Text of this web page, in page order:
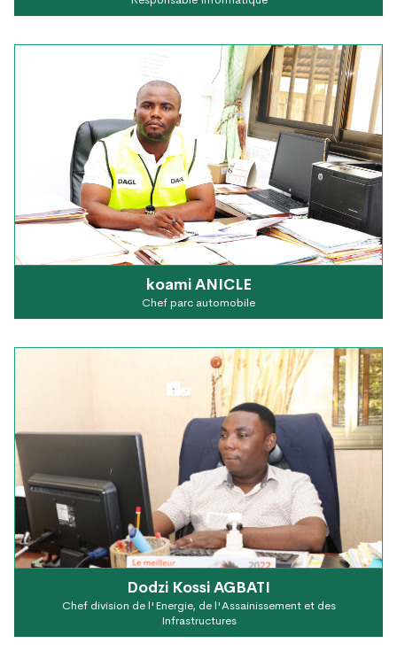
koami ANICLE
Chef parc automobile
Dodzi Kossi AGBATI
Chef division de l'Energie, de l'Assainissement et des
Infrastructures